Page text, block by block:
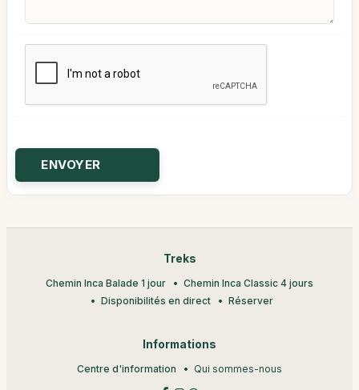
Treks
Chemin Inca Balade 1 jour
Chemin Inca Classic 4 jours
Disponibilités en direct
Réserver
Informations
Centre d'information Qui sommes-nous